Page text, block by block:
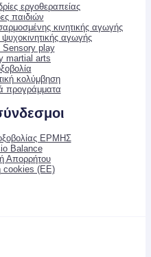
εργοθεραπείας
παιδιών
κινητικής αγωγής
αγωγής
play
martial arts
κολύμβηση
προγράμματα
ΕΡΜΗΣ
Balance
Απορρήτου
cookies (ΕΕ)